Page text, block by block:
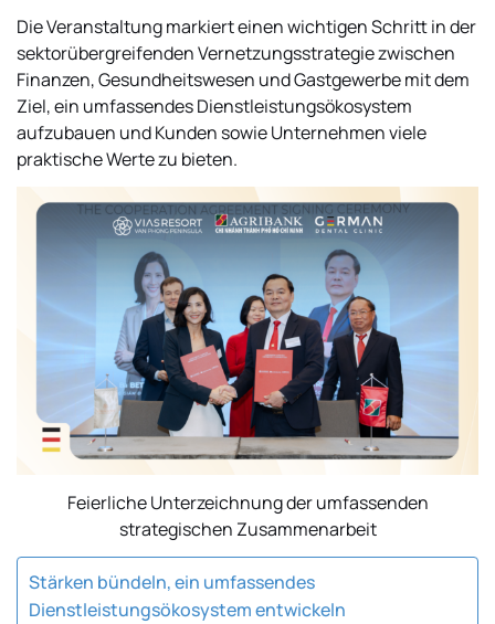
Die Veranstaltung markiert einen wichtigen Schritt in der
sektorübergreifenden Vernetzungsstrategie zwischen
Finanzen, Gesundheitswesen und Gastgewerbe mit dem
Ziel, ein umfassendes Dienstleistungsökosystem
aufzubauen und Kunden sowie Unternehmen viele
praktische Werte zu bieten.
Feierliche Unterzeichnung der umfassenden
strategischen Zusammenarbeit
Stärken bündeln, ein umfassendes
Dienstleistungsökosystem entwickeln